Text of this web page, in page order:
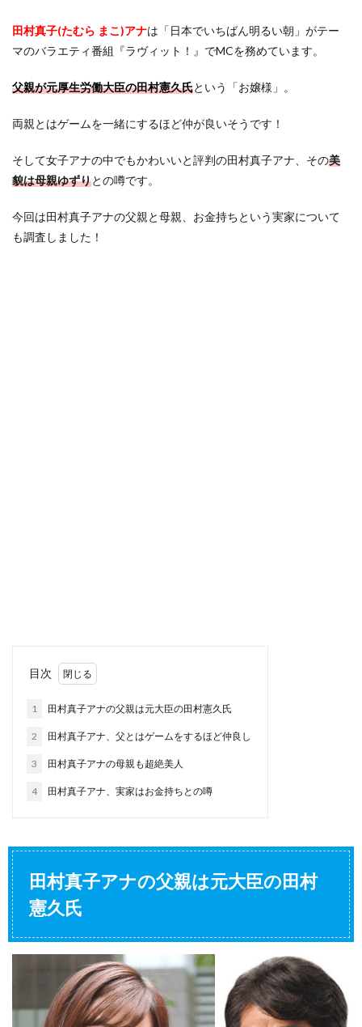
田村真子(たむら まこ)アナは「日本でいちばん明るい朝」がテー
マのバラエティ番組『ラヴィット！』でMCを務めています。
父親が元厚生労働大臣の田村憲久氏という「お嬢様」。
両親とはゲームを一緒にするほど仲が良いそうです！
そして女子アナの中でもかわいいと評判の田村真子アナ、その美
貌は母親ゆずりとの噂です。
今回は田村真子アナの父親と母親、お金持ちという実家について
も調査しました！
目次
1 田村真子アナの父親は元大臣の田村憲久氏
2 田村真子アナ、父とはゲームをするほど仲良し
3 田村真子アナの母親も超絶美人
4 田村真子アナ、実家はお金持ちとの噂
田村真子アナの父親は元大臣の田村
憲久氏